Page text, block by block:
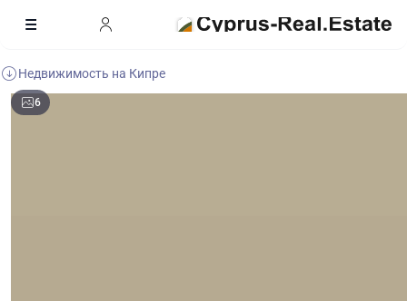
Недвижимость на Кипре
6